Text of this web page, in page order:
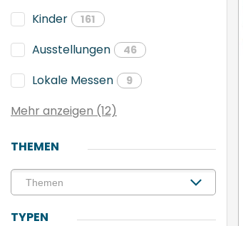
Kinder 161
Ausstellungen 46
Lokale Messen 9
Mehr anzeigen (12)
THEMEN
TYPEN